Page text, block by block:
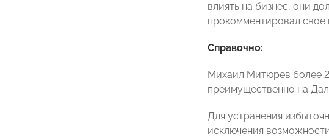
влиять на бизнес, они
прокомментировал
Справочно:
Михаил Митюрев более
преимущественно на
Для устранения
исключения